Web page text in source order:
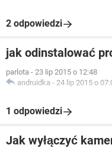
2 odpowiedzi
jak odinstalować
parlota - 23 lip 2015 o 12:48
andruidka - 24 lip 2015 o
1 odpowiedzi
Jak wyłączyć